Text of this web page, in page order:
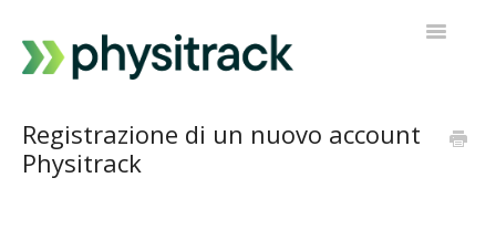
Registrazione di un nuovo account
Physitrack